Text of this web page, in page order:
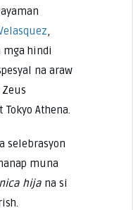
,
mga hindi
na araw
Athena.
selebrasyon
muna
hija na si